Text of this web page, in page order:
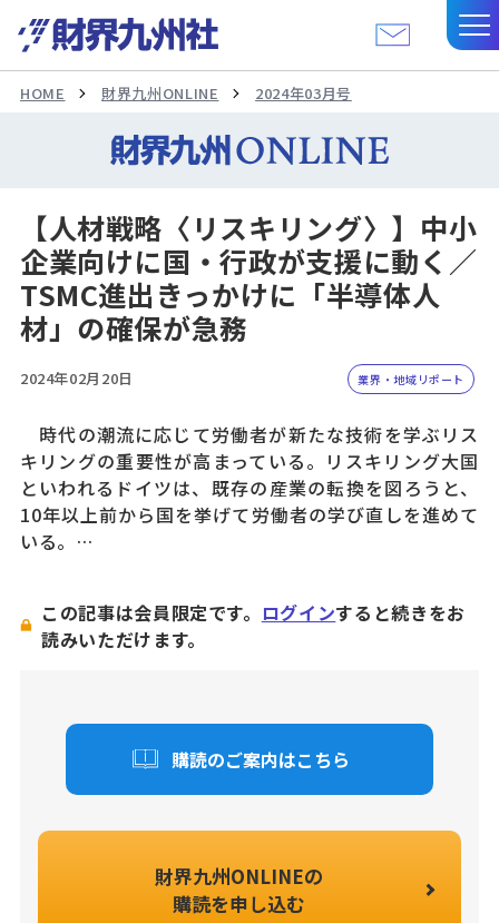
HOME 財界九州ONLINE 2024年03月号
【人材戦略〈リスキリング〉】中小
企業向けに国・行政が支援に動く／
TSMC進出きっかけに「半導体人
材」の確保が急務
2024年02月20日 業界・地域リポート
時代の潮流に応じて労働者が新たな技術を学ぶリス
キリングの重要性が高まっている。リスキリング大国
といわれるドイツは、既存の産業の転換を図ろうと、
10年以上前から国を挙げて労働者の学び直しを進めて
いる。…
この記事は会員限定です。 ログインすると続きをお
読みいただけます。
購読のご案内はこちら
財界九州ONLINEの
購読を申し込む